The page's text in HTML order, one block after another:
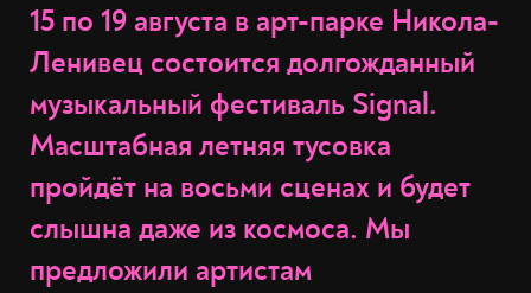
15 по 19 августа в арт-парке Никола-
Ленивец состоится долгожданный
музыкальный фестиваль Signal.
Масштабная летняя тусовка
пройдёт на восьми сценах и будет
слышна даже из космоса. Мы
предложили артистам